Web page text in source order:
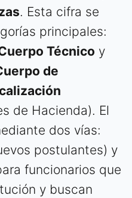
. Esta cifra se
principales:
Técnico y
de
de Hacienda). El
dos vías:
postulantes) y
funcionarios que
y buscan